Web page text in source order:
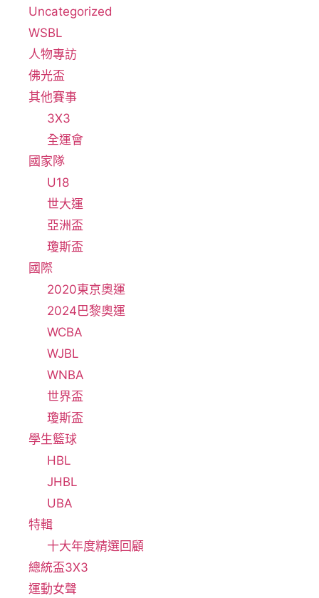
Uncategorized
WSBL
人物專訪
佛光盃
其他賽事
3X3
全運會
國家隊
U18
世大運
亞洲盃
瓊斯盃
國際
2020東京奧運
2024巴黎奧運
WCBA
WJBL
WNBA
世界盃
瓊斯盃
學生籃球
HBL
JHBL
UBA
特輯
十大年度精選回顧
總統盃3X3
運動女聲